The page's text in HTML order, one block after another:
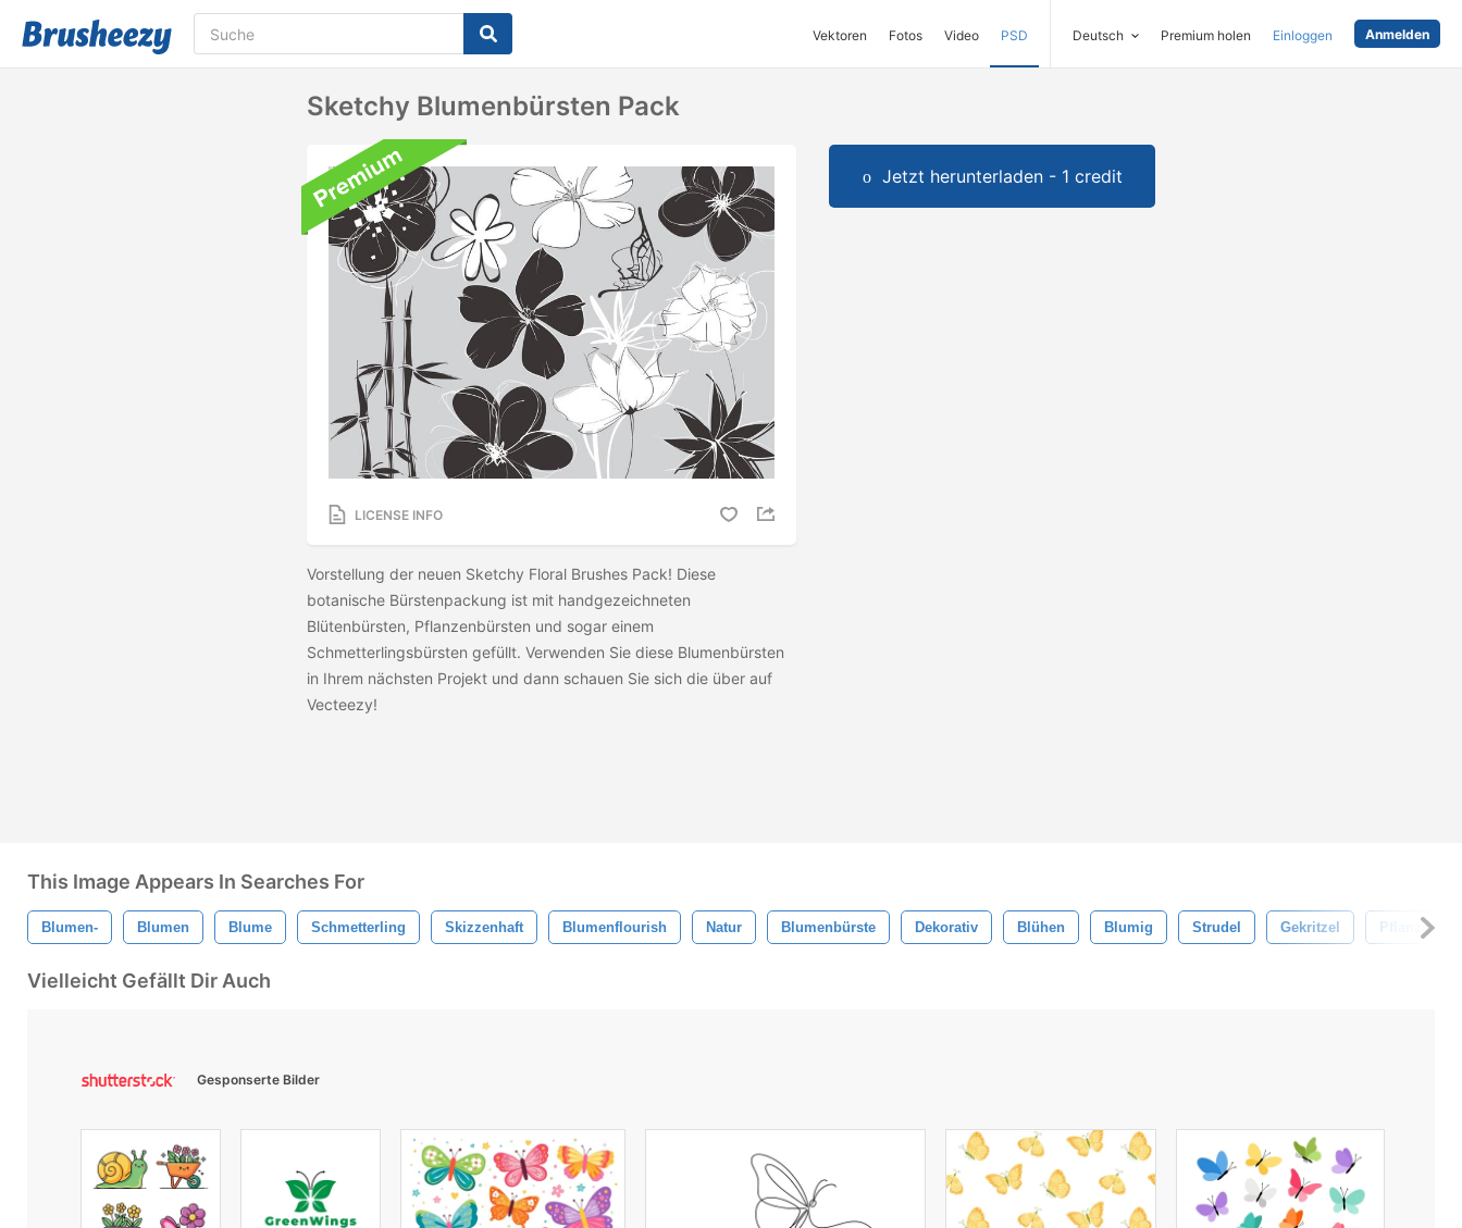
Vektoren Fotos Video PSD Deutsch Premium holen Einloggen Anmelden
Sketchy Blumenbürsten Pack
LICENSE INFO
Vorstellung der neuen Sketchy Floral Brushes Pack! Diese
botanische Bürstenpackung ist mit handgezeichneten
Blütenbürsten, Pflanzenbürsten und sogar einem
Schmetterlingsbürsten gefüllt. Verwenden Sie diese Blumenbürsten
in Ihrem nächsten Projekt und dann schauen Sie sich die über auf
Vecteezy!
Jetzt herunterladen - 1 credit
This Image Appears In Searches For
Blumen- Blumen Blume Schmetterling Skizzenhaft Blumenflourish Natur Blumenbürste Dekorativ Blühen Blumig Strudel Gekritzel Pflanzen
Vielleicht Gefällt Dir Auch
Gesponserte Bilder